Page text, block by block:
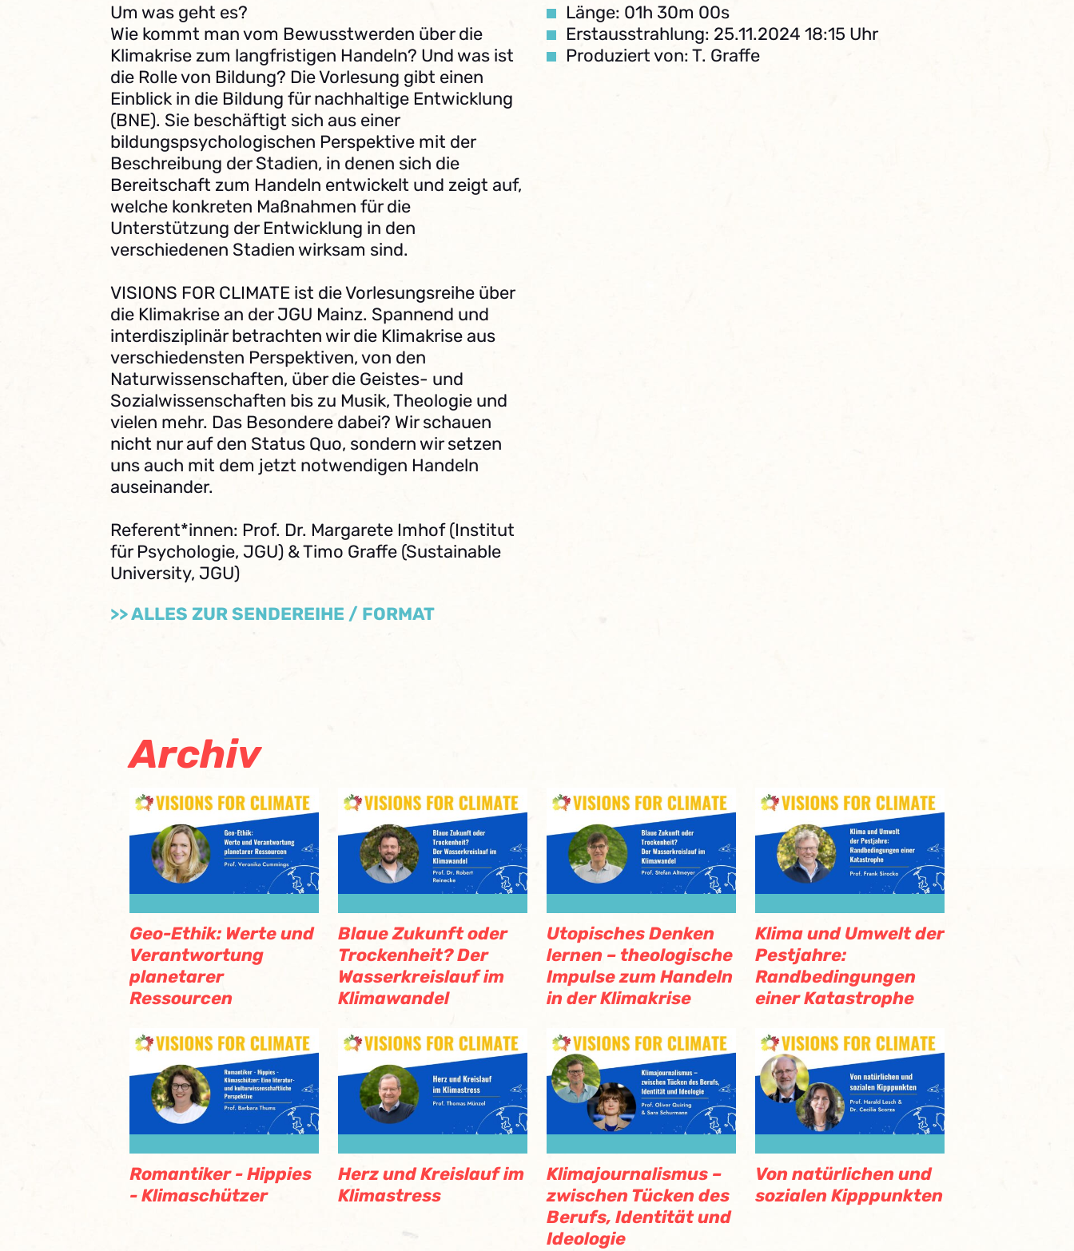
Um was geht es?
Wie kommt man vom Bewusstwerden über die
Klimakrise zum langfristigen Handeln? Und was ist
die Rolle von Bildung? Die Vorlesung gibt einen
Einblick in die Bildung für nachhaltige Entwicklung
(BNE). Sie beschäftigt sich aus einer
bildungspsychologischen Perspektive mit der
Beschreibung der Stadien, in denen sich die
Bereitschaft zum Handeln entwickelt und zeigt auf,
welche konkreten Maßnahmen für die
Unterstützung der Entwicklung in den
verschiedenen Stadien wirksam sind.
VISIONS FOR CLIMATE ist die Vorlesungsreihe über
die Klimakrise an der JGU Mainz. Spannend und
interdisziplinär betrachten wir die Klimakrise aus
verschiedensten Perspektiven, von den
Naturwissenschaften, über die Geistes- und
Sozialwissenschaften bis zu Musik, Theologie und
vielen mehr. Das Besondere dabei? Wir schauen
nicht nur auf den Status Quo, sondern wir setzen
uns auch mit dem jetzt notwendigen Handeln
auseinander.
Referent*innen: Prof. Dr. Margarete Imhof (Institut
für Psychologie, JGU) & Timo Graffe (Sustainable
University, JGU)
>> ALLES ZUR SENDEREIHE / FORMAT
Länge: 01h 30m 00s
Erstausstrahlung: 25.11.2024 18:15 Uhr
Produziert von: T. Graffe
Archiv
Geo-Ethik: Werte und
Verantwortung
planetarer
Ressourcen
Blaue Zukunft oder
Trockenheit? Der
Wasserkreislauf im
Klimawandel
Utopisches Denken
lernen – theologische
Impulse zum Handeln
in der Klimakrise
Klima und Umwelt der
Pestjahre:
Randbedingungen
einer Katastrophe
Romantiker - Hippies
- Klimaschützer
Herz und Kreislauf im
Klimastress
Klimajournalismus –
zwischen Tücken des
Berufs, Identität und
Ideologie
Von natürlichen und
sozialen Kipppunkten